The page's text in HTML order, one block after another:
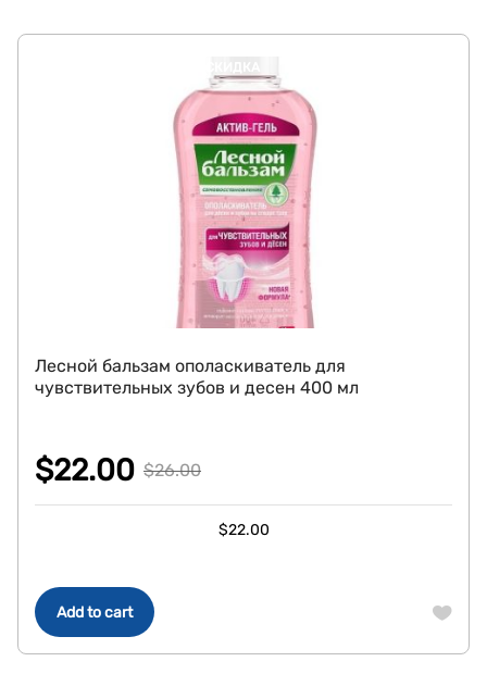
Add to cart
Лесной бальзам ополаскиватель для
чувствительных зубов и десен 400 мл
$26.00
was:
$26.00.
$22.00
is:
$22.00.
$22.00